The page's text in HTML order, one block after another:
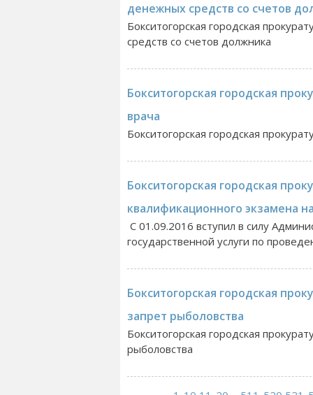
денежных средств со счетов
Бокситогорская городская
средств со счетов должника
Бокситогорская городская
врача
Бокситогорская городская
Бокситогорская городская
квалификационного экзамена
С 01.09.2016 вступил в силу
государственной услуги по
Бокситогорская городская
запрет рыболовства
Бокситогорская городская
рыболовства